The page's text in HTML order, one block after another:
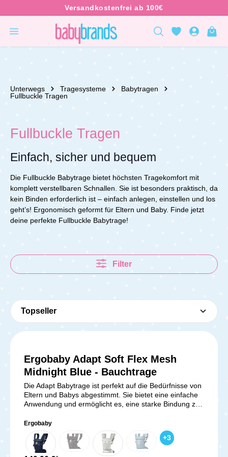
Unterwegs Tragesysteme
Babytragen
Fullbuckle Tragen
Fullbuckle Tragen
Einfach, sicher und bequem
Die Fullbuckle Babytrage bietet höchsten Tragekomfort mit
komplett verstellbaren Schnallen. Sie ist besonders praktisch, da
kein Binden erforderlich ist – einfach anlegen, einstellen und los
geht’s! Ergonomisch geformt für Eltern und Baby. Finde jetzt
deine perfekte Fullbuckle Babytrage!
Filter
Ergobaby Adapt Soft Flex Mesh
Midnight Blue - Bauchtrage
Die Adapt Babytrage ist perfekt auf die Bedürfnisse von
Eltern und Babys abgestimmt. Sie bietet eine einfache
Anwendung und ermöglicht es, eine starke Bindung zu
Materials ist eine maximale Luftzirkulation
gewährleistet, sodass Du und Dein Baby den ganzen
Tag über trocken und angenehm bleiben. Die
Babytrage bietet drei klassische Tragepositionen, um
Ergobaby
+3